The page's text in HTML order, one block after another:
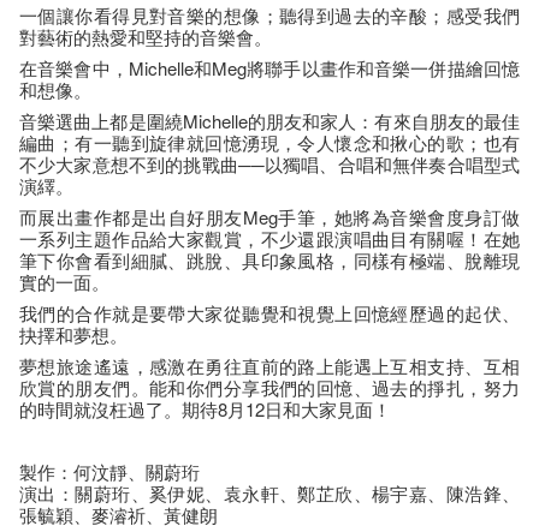
一個讓你看得見對音樂的想像；聽得到過去的辛酸；感受我們
對藝術的熱愛和堅持的音樂會。
在音樂會中，Michelle和Meg將聯手以畫作和音樂一併描繪回憶
和想像。
音樂選曲上都是圍繞Michelle的朋友和家人：有來自朋友的最佳
編曲；有一聽到旋律就回憶湧現，令人懷念和揪心的歌；也有
不少大家意想不到的挑戰曲──以獨唱、合唱和無伴奏合唱型式
演繹。
而展出畫作都是出自好朋友Meg手筆，她將為音樂會度身訂做
一系列主題作品給大家觀賞，不少還跟演唱曲目有關喔！在她
筆下你會看到細膩、跳脫、具印象風格，同樣有極端、脫離現
實的一面。
我們的合作就是要帶大家從聽覺和視覺上回憶經歷過的起伏、
抉擇和夢想。
夢想旅途遙遠，感激在勇往直前的路上能遇上互相支持、互相
欣賞的朋友們。能和你們分享我們的回憶、過去的掙扎，努力
的時間就沒枉過了。期待8月12日和大家見面！
製作：何汶靜、關蔚珩
演出：關蔚珩、奚伊妮、袁永軒、鄭芷欣、楊宇嘉、陳浩鋒、
張毓穎、麥濬祈、黃健朗